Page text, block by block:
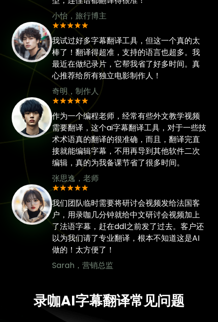
小怡，旅行博主
我试过好多字幕翻译工具，但这一个真的太
棒了！翻译得超准，支持的语言也超多。我
最近在做纪录片，它帮我省了好多时间。真
心推荐给所有独立电影制作人！
奇明，制作人
作为一个编程老师，经常有些外文教学视频
需要翻译，这个ai字幕翻译工具，对于一些技
术术语真的翻译的很准确，而且，翻译完直
接就能编辑字幕，不用再导到其他软件二次
编辑，真的为我备课节省了很多时间。
张思逸，老师
我们团队临时需要将研讨会视频发给法国客
户，用录咖几分钟就给中文研讨会视频加上
了法语字幕，赶在ddl之前发了过去。客户还
以为我们请了专业翻译，根本不知道这是AI
做的！太方便了！
Sarah，营销总监
录咖AI字幕翻译常见问题